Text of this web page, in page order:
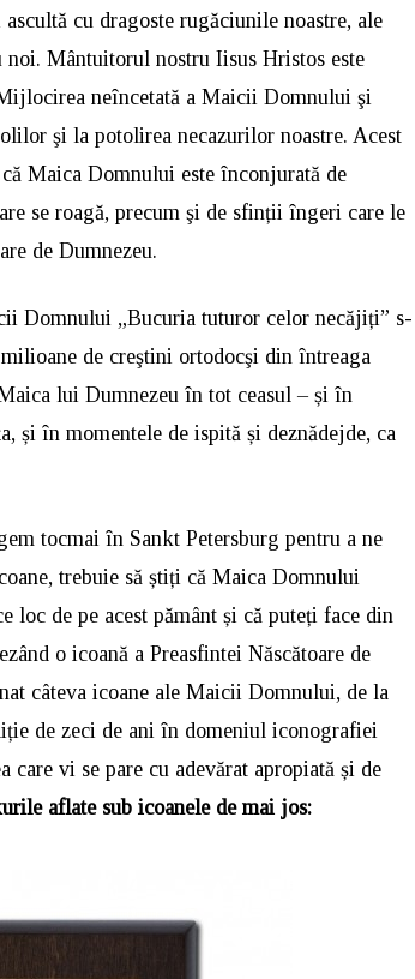
cu dragoste rugăciunile noastre, ale
Mântuitorul nostru Iisus Hristos este
neîncetată a Maicii Domnului şi
şi la potolirea necazurilor noastre. Acest
Maica Domnului este înconjurată de
se roagă, precum şi de sfinții îngeri care le
de Dumnezeu.
Domnului „Bucuria tuturor celor necăjiți” s-
de creştini ortodocşi din întreaga
lui Dumnezeu în tot ceasul – și în
și în momentele de ispită și deznădejde, ca
tocmai în Sankt Petersburg pentru a ne
trebuie să știți că Maica Domnului
loc de pe acest pământ și că puteți face din
o icoană a Preasfintei Născătoare de
câteva icoane ale Maicii Domnului, de la
de zeci de ani în domeniul iconografiei
care vi se pare cu adevărat apropiată și de
aflate sub icoanele de mai jos: